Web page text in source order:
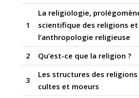
1
La religiologie,
scientifique des religions et
l’anthropologie religieuse
2
Qu’est-ce que la religion ?
3
Les structures des
cultes et moeurs